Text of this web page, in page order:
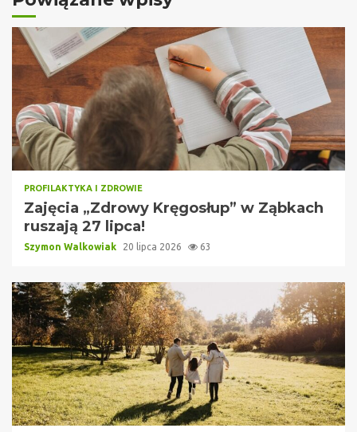
PROFILAKTYKA I ZDROWIE
Zajęcia „Zdrowy Kręgosłup” w Ząbkach
ruszają 27 lipca!
Szymon Walkowiak 20 lipca 2026 63